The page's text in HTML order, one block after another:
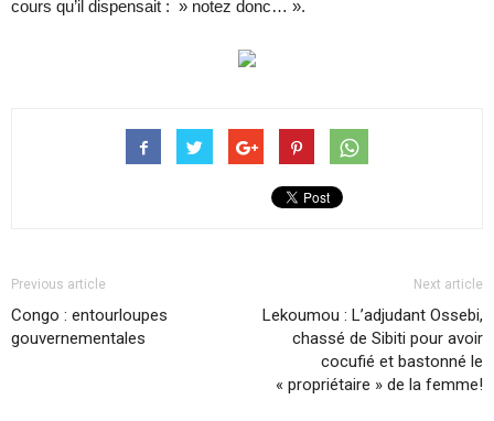
cours qu’il dispensait : » notez donc… ».
Previous article
Congo : entourloupes
gouvernementales
Next article
Lekoumou : L’adjudant Ossebi,
chassé de Sibiti pour avoir
cocufié et bastonné le
« propriétaire » de la femme!